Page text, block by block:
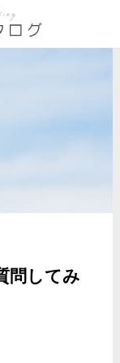
問してみ